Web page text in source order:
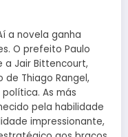
a novela ganha
O prefeito Paulo
a Jair Bittencourt,
Thiago Rangel,
As más
pela habilidade
impressionante,